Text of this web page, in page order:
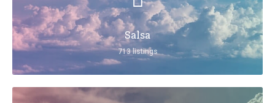
Salsa
713 listings